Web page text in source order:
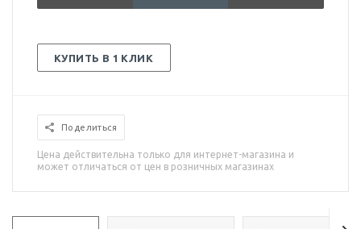
КУПИТЬ В 1 КЛИК
Поделиться
Цена действительна только для интернет-магазина и
может отличаться от цен в розничных магазинах